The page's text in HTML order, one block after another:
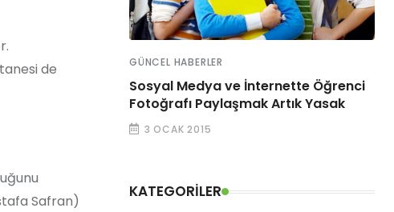
de
Safran)
GÜNCEL HABERLER
Sosyal Medya ve İnternette Öğrenci
Fotoğrafı Paylaşmak Artık Yasak
3 OCAK 2015
KATEGORILER